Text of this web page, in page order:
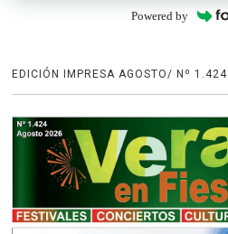
Powered by
EDICIÓN IMPRESA AGOSTO/ Nº 1.424